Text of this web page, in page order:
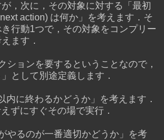
，次に，その対象に対する「最初
action) は何か」を考えます．そ
行動1つで，その対象をコンプリー
ます．
ションを要するということなので，
として別途定義します．
内に終わるかどうか」を考えます．
ずにすぐその場で実行．
やるのが一番適切かどうか」を考